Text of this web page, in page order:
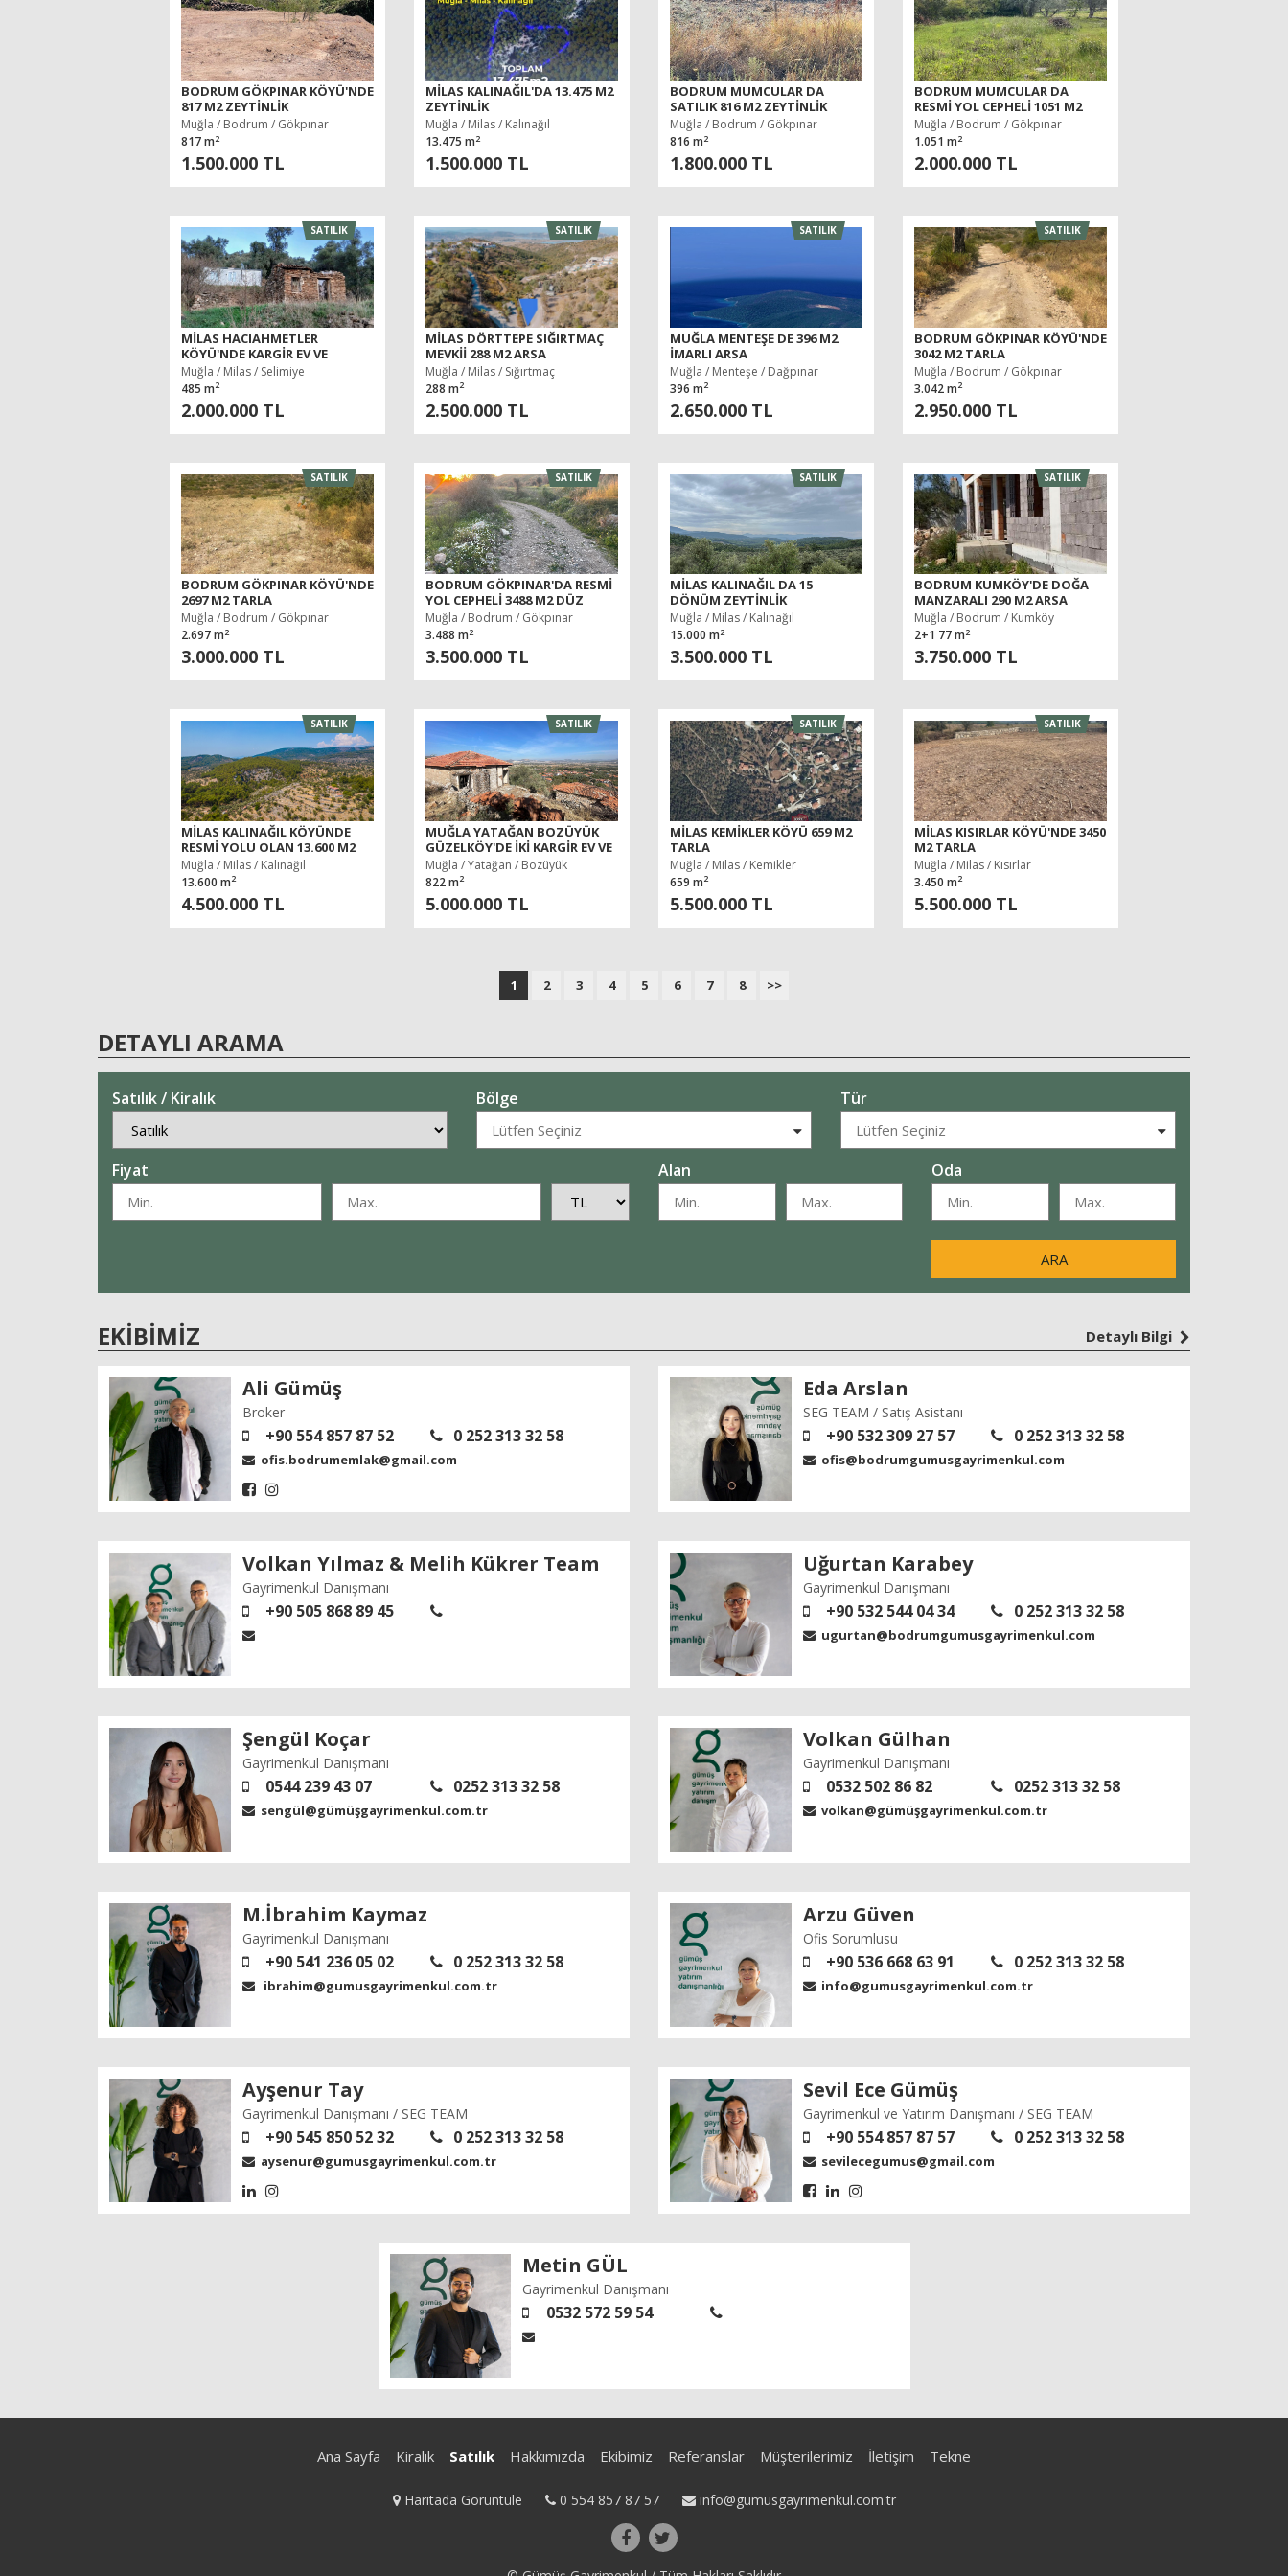
BODRUM GÖKPINAR KÖYÜ'NDE
817 M2 ZEYTINLIK
Muğla / Bodrum / Gökpınar
817 m2
1.500.000 TL
MILAS KALINAĞIL'DA 13.475 M2
ZEYTINLIK
Muğla / Milas / Kalınağıl
13.475 m2
1.500.000 TL
BODRUM MUMCULAR DA
SATILIK 816 M2 ZEYTINLIK
Muğla / Bodrum / Gökpınar
816 m2
1.800.000 TL
BODRUM MUMCULAR DA
RESMI YOL CEPHELI 1051 M2
SATILIK ZEYTINLIK
Muğla / Bodrum / Gökpınar
1.051 m2
2.000.000 TL
SATILIK
MILAS HACIAHMETLER
KÖYÜ'NDE KARGIR EV VE
ZEYTINLIK
Muğla / Milas / Selimiye
485 m2
2.000.000 TL
SATILIK
MILAS DÖRTTEPE SIĞIRTMAÇ
MEVKII 288 M2 ARSA
Muğla / Milas / Sığırtmaç
288 m2
2.500.000 TL
SATILIK
MUĞLA MENTEŞE DE 396 M2
IMARLI ARSA
Muğla / Menteşe / Dağpınar
396 m2
2.650.000 TL
SATILIK
BODRUM GÖKPINAR KÖYÜ'NDE
3042 M2 TARLA
Muğla / Bodrum / Gökpınar
3.042 m2
2.950.000 TL
SATILIK
BODRUM GÖKPINAR KÖYÜ'NDE
2697 M2 TARLA
Muğla / Bodrum / Gökpınar
2.697 m2
3.000.000 TL
SATILIK
BODRUM GÖKPINAR'DA RESMI
YOL CEPHELI 3488 M2 DÜZ
TARLA
Muğla / Bodrum / Gökpınar
3.488 m2
3.500.000 TL
SATILIK
MILAS KALINAĞIL DA 15
DÖNÜM ZEYTINLIK
Muğla / Milas / Kalınağıl
15.000 m2
3.500.000 TL
SATILIK
BODRUM KUMKÖY'DE DOĞA
MANZARALI 290 M2 ARSA
İÇINDE NATAMAM SATILIK EV
Muğla / Bodrum / Kumköy
2+1 77 m2
3.750.000 TL
SATILIK
MILAS KALINAĞIL KÖYÜNDE
RESMI YOLU OLAN 13.600 M2
ZEYTINLI TARLA
Muğla / Milas / Kalınağıl
13.600 m2
4.500.000 TL
SATILIK
MUĞLA YATAĞAN BOZÜYÜK
GÜZELKÖY'DE IKI KARGIR EV VE
ARSA
Muğla / Yatağan / Bozüyük
822 m2
5.000.000 TL
SATILIK
MILAS KEMIKLER KÖYÜ 659 M2
TARLA
Muğla / Milas / Kemikler
659 m2
5.500.000 TL
SATILIK
MILAS KISIRLAR KÖYÜ'NDE 3450
M2 TARLA
Muğla / Milas / Kısırlar
3.450 m2
5.500.000 TL
1 2 3 4 5 6 7 8 >>
DETAYLI ARAMA
Satılık / Kiralık Bölge Tür
Fiyat Alan Oda
ARA
EKIBIMIZ Detaylı Bilgi
Ali Gümüş
Broker
+90 554 857 87 52 0 252 313 32 58
ofis.bodrumemlak@gmail.com
Eda Arslan
SEG TEAM / Satış Asistanı
+90 532 309 27 57 0 252 313 32 58
ofis@bodrumgumusgayrimenkul.com
Volkan Yılmaz & Melih Kükrer Team
Gayrimenkul Danışmanı
+90 505 868 89 45
Uğurtan Karabey
Gayrimenkul Danışmanı
+90 532 544 04 34 0 252 313 32 58
ugurtan@bodrumgumusgayrimenkul.com
Şengül Koçar
Gayrimenkul Danışmanı
0544 239 43 07 0252 313 32 58
sengül@gümüşgayrimenkul.com.tr
Volkan Gülhan
Gayrimenkul Danışmanı
0532 502 86 82 0252 313 32 58
volkan@gümüşgayrimenkul.com.tr
M.İbrahim Kaymaz
Gayrimenkul Danışmanı
+90 541 236 05 02 0 252 313 32 58
ibrahim@gumusgayrimenkul.com.tr
Arzu Güven
Ofis Sorumlusu
+90 536 668 63 91 0 252 313 32 58
info@gumusgayrimenkul.com.tr
Ayşenur Tay
Gayrimenkul Danışmanı / SEG TEAM
+90 545 850 52 32 0 252 313 32 58
aysenur@gumusgayrimenkul.com.tr
Sevil Ece Gümüş
Gayrimenkul ve Yatırım Danışmanı / SEG TEAM
+90 554 857 87 57 0 252 313 32 58
sevilecegumus@gmail.com
Metin GÜL
Gayrimenkul Danışmanı
0532 572 59 54
Ana Sayfa Kiralık Satılık Hakkımızda Ekibimiz Referanslar Müşterilerimiz İletişim Tekne
Haritada Görüntüle 0 554 857 87 57 info@gumusgayrimenkul.com.tr